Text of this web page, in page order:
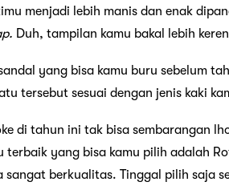
menjadi lebih manis dan enak
Duh, tampilan kamu bakal lebih
yang bisa kamu buru sebelum
tersebut sesuai dengan jenis kaki
di tahun ini tak bisa sembarangan
terbaik yang bisa kamu pilih adalah
berkualitas. Tinggal pilih saja